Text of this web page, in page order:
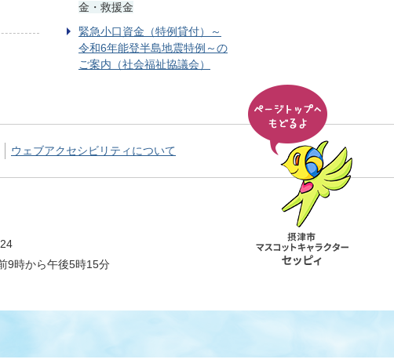
金・救援金
緊急小口資金（特例貸付）～
令和6年能登半島地震特例～の
ご案内（社会福祉協議会）
ウェブアクセシビリティについて
9時から午後5時15分